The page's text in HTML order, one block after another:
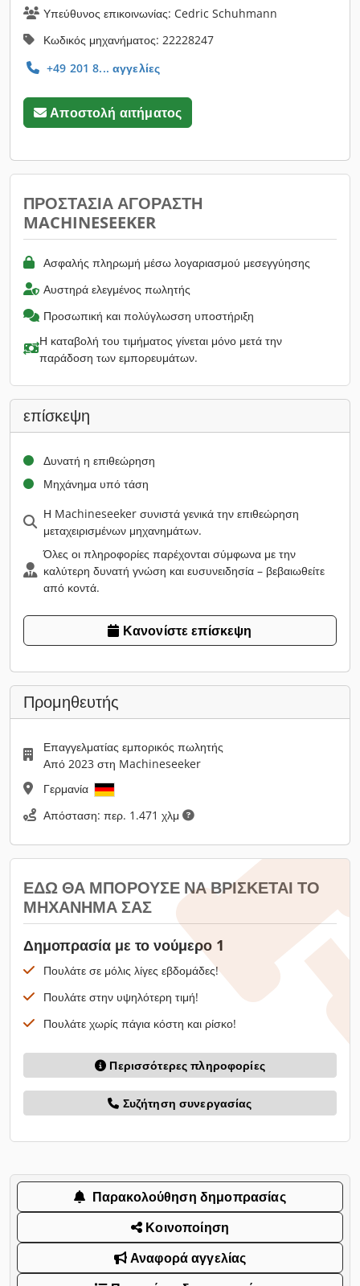
Υπεύθυνος επικοινωνίας: Cedric Schuhmann
Κωδικός μηχανήματος: 22228247
+49 201 8... αγγελίες
Αποστολή αιτήματος
ΠΡΟΣΤΑΣΊΑ ΑΓΟΡΑΣΤΉ
MACHINESEEKER
Ασφαλής πληρωμή μέσω λογαριασμού μεσεγγύησης
Αυστηρά ελεγμένος πωλητής
Προσωπική και πολύγλωσση υποστήριξη
Η καταβολή του τιμήματος γίνεται μόνο μετά την
παράδοση των εμπορευμάτων.
επίσκεψη
Δυνατή η επιθεώρηση
Μηχάνημα υπό τάση
Η Machineseeker συνιστά γενικά την επιθεώρηση
μεταχειρισμένων μηχανημάτων.
Όλες οι πληροφορίες παρέχονται σύμφωνα με την
καλύτερη δυνατή γνώση και ευσυνειδησία – βεβαιωθείτε
από κοντά.
Κανονίστε επίσκεψη
Προμηθευτής
Επαγγελματίας εμπορικός πωλητής
Από 2023 στη Machineseeker
Γερμανία
Απόσταση: περ. 1.471 χλμ
ΕΔΏ ΘΑ ΜΠΟΡΟΎΣΕ ΝΑ ΒΡΊΣΚΕΤΑΙ ΤΟ
ΜΗΧΆΝΗΜΆ ΣΑΣ
Δημοπρασία με το νούμερο 1
Πουλάτε σε μόλις λίγες εβδομάδες!
Πουλάτε στην υψηλότερη τιμή!
Πουλάτε χωρίς πάγια κόστη και ρίσκο!
Περισσότερες πληροφορίες
Συζήτηση συνεργασίας
Παρακολούθηση δημοπρασίας
Κοινοποίηση
Αναφορά αγγελίας